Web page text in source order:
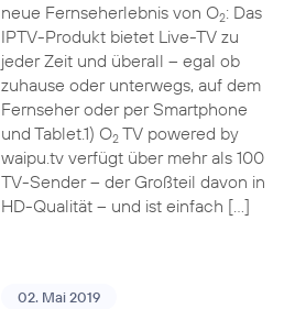
neue Fernseherlebnis von O2: Das
IPTV-Produkt bietet Live-TV zu
jeder Zeit und überall – egal ob
zuhause oder unterwegs, auf dem
Fernseher oder per Smartphone
und Tablet.1) O2TV powered by
waipu.tv verfügt über mehr als 100
TV-Sender – der Großteil davon in
HD-Qualität – und ist einfach […]
02. Mai 2019